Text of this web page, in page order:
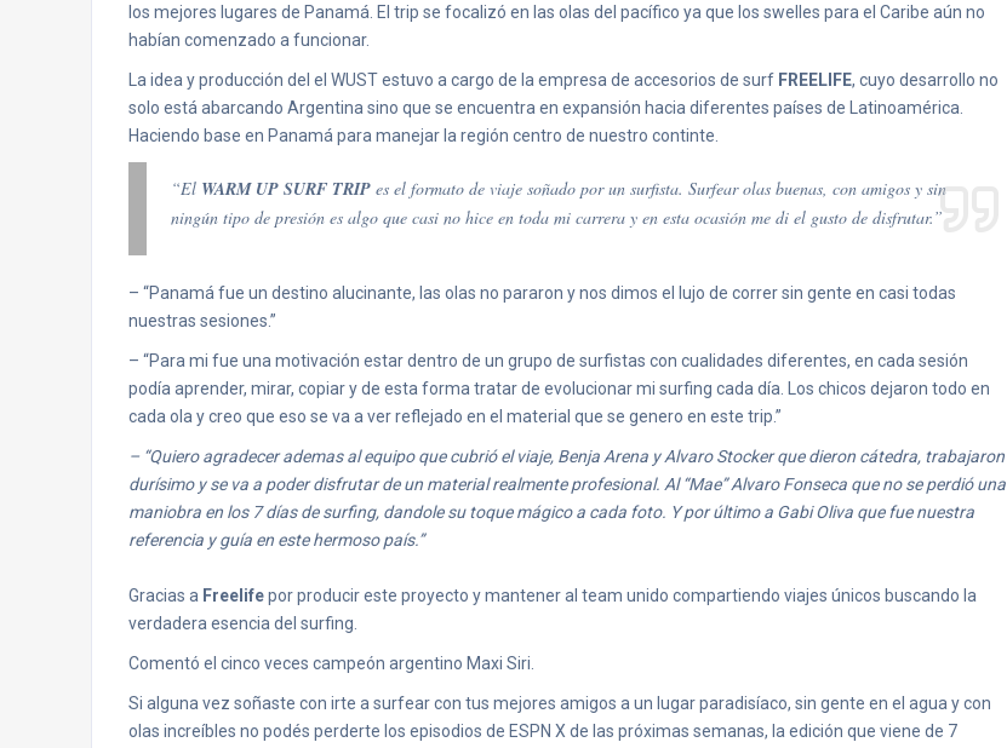
los mejores lugares de Panamá. El trip se focalizó en las olas del pacífico ya que los swelles para el Caribe aún no
habían comenzado a funcionar.
La idea y producción del el WUST estuvo a cargo de la empresa de accesorios de surf FREELIFE, cuyo desarrollo no
solo está abarcando Argentina sino que se encuentra en expansión hacia diferentes países de Latinoamérica.
Haciendo base en Panamá para manejar la región centro de nuestro continte.
“El WARM UP SURF TRIP es el formato de viaje soñado por un surfista. Surfear olas buenas, con amigos y sin
ningún tipo de presión es algo que casi no hice en toda mi carrera y en esta ocasión me di el gusto de disfrutar.”
– “Panamá fue un destino alucinante, las olas no pararon y nos dimos el lujo de correr sin gente en casi todas
nuestras sesiones.”
– “Para mi fue una motivación estar dentro de un grupo de surfistas con cualidades diferentes, en cada sesión
podía aprender, mirar, copiar y de esta forma tratar de evolucionar mi surfing cada día. Los chicos dejaron todo en
cada ola y creo que eso se va a ver reflejado en el material que se genero en este trip.”
– “Quiero agradecer ademas al equipo que cubrió el viaje, Benja Arena y Alvaro Stocker que dieron cátedra, trabajaron
durísimo y se va a poder disfrutar de un material realmente profesional. Al “Mae” Alvaro Fonseca que no se perdió una
maniobra en los 7 días de surfing, dandole su toque mágico a cada foto. Y por último a Gabi Oliva que fue nuestra
referencia y guía en este hermoso país.”
Gracias a Freelifepor producir este proyecto y mantener al team unido compartiendo viajes únicos buscando la
verdadera esencia del surfing.
Comentó el cinco veces campeón argentino Maxi Siri.
Si alguna vez soñaste con irte a surfear con tus mejores amigos a un lugar paradisíaco, sin gente en el agua y con
olas increíbles no podés perderte los episodios de ESPN X de las próximas semanas, la edición que viene de 7